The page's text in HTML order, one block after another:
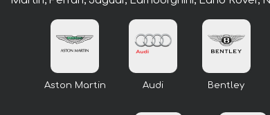
Aston Martin Audi Bentley